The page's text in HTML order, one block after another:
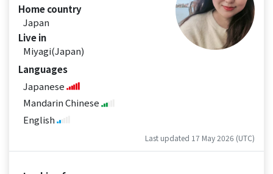
Home country
Japan
Live in
Miyagi(Japan)
Languages
Japanese
Mandarin Chinese
English
Last updated 17 May 2026 (UTC)